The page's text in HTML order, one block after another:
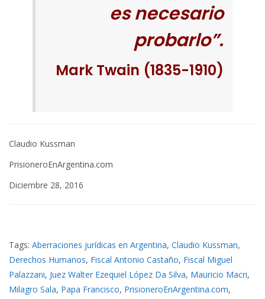
es necesario
probarlo”.
Mark Twain (1835-1910)
Claudio Kussman
PrisioneroEnArgentina.com
Diciembre 28, 2016
Tags: Aberraciones jurídicas en Argentina, Claudio Kussman,
Derechos Humanos, Fiscal Antonio Castaño, Fiscal Miguel
Palazzani, Juez Walter Ezequiel López Da Silva, Mauricio Macri,
Milagro Sala, Papa Francisco, PrisioneroEnArgentina.com,